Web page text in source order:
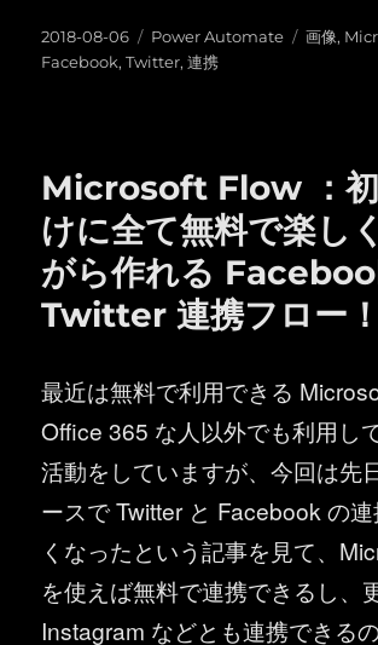
投
稿
2018-08-06
カ
テ
Power Automate
タ
画像,
Facebook,Twitter,連携
Microsoft Flow ：初
けに全て無料で楽し
がら作れる
Twitter 連携フロー！
最近は無料で利用できる
Office 365 な人以外でも利用し
活動をしていますが、今回は先
ースで Twitter と Facebook の
くなったという記事を見て、
を使えば無料で連携できるし、
Instagram などとも連携できるの